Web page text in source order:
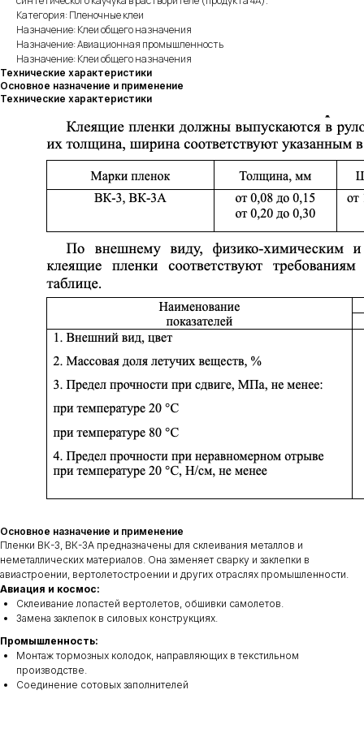
Категория: Пленочные клеи
Назначение: Клеи общего назначения
Назначение: Авиационная промышленность
Назначение: Клеи общего назначения
Технические характеристики
Основное назначение и применение
Технические характеристики
Основное назначение и применение
Пленки ВК-3, ВК-3А предназначены для склеивания металлов и
неметаллических материалов. Она заменяет сварку и заклепки в
авиастроении, вертолетостроении и других отраслях промышленности.
Авиация и космос:
Склеивание лопастей вертолетов, обшивки самолетов.
Замена заклепок в силовых конструкциях.
Промышленность:
Монтаж тормозных колодок, направляющих в текстильном
производстве.
Соединение сотовых заполнителей